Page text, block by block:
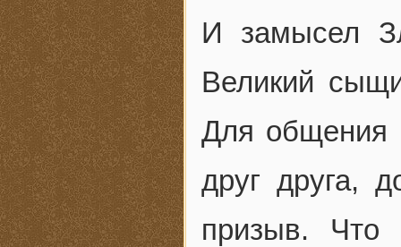
И замысел
Великий
Для общения
друг друга,
призыв. Что